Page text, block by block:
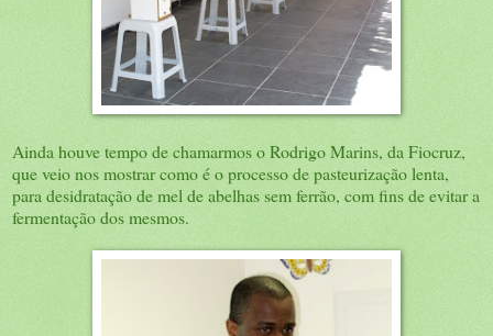
Ainda houve tempo de chamarmos o Rodrigo Marins, da Fiocruz,
que veio nos mostrar como é o processo de pasteurização lenta,
para desidratação de mel de abelhas sem ferrão, com fins de evitar a
fermentação dos mesmos.